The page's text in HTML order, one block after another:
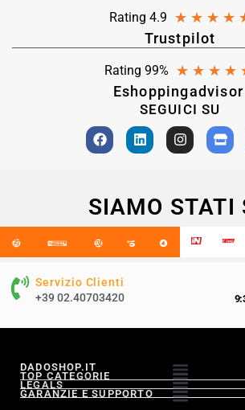
Rating 4.9 ★ ★ ★ ★
Trustpilot
Rating 99% ★ ★ ★ ★
Eshoppingadvisor
SEGUICI SU
SIAMO STATI
Servizio Clienti
+39 02.40703420
DADOSHOP.IT
TOP CATEGORIE
LEGALS
GARANZIE E SUPPORTO